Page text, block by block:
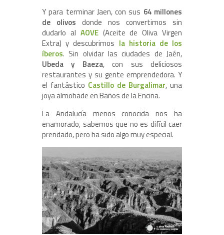
Y para terminar Jaen, con sus 64 millones
de olivos donde nos convertimos sin
dudarlo al AOVE(Aceite de Oliva Virgen
Extra) y descubrimos la historia de los
íberos. Sin olvidar las ciudades de Jaén,
Ubeda y Baeza, con sus deliciosos
restaurantes y su gente emprendedora. Y
el fantástico Castillo de Burgalimar, una
joya almohade en Baños de la Encina.
La Andalucía menos conocida nos ha
enamorado, sabemos que no es difícil caer
prendado, pero ha sido algo muy especial.